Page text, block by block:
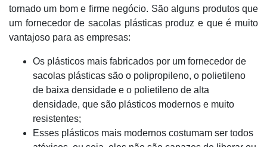
tornado um bom e firme negócio. São alguns produtos que
um fornecedor de sacolas plásticas produz e que é muito
vantajoso para as empresas:
Os plásticos mais fabricados por um fornecedor de
sacolas plásticas são o polipropileno, o polietileno
de baixa densidade e o polietileno de alta
densidade, que são plásticos modernos e muito
resistentes;
Esses plásticos mais modernos costumam ser todos